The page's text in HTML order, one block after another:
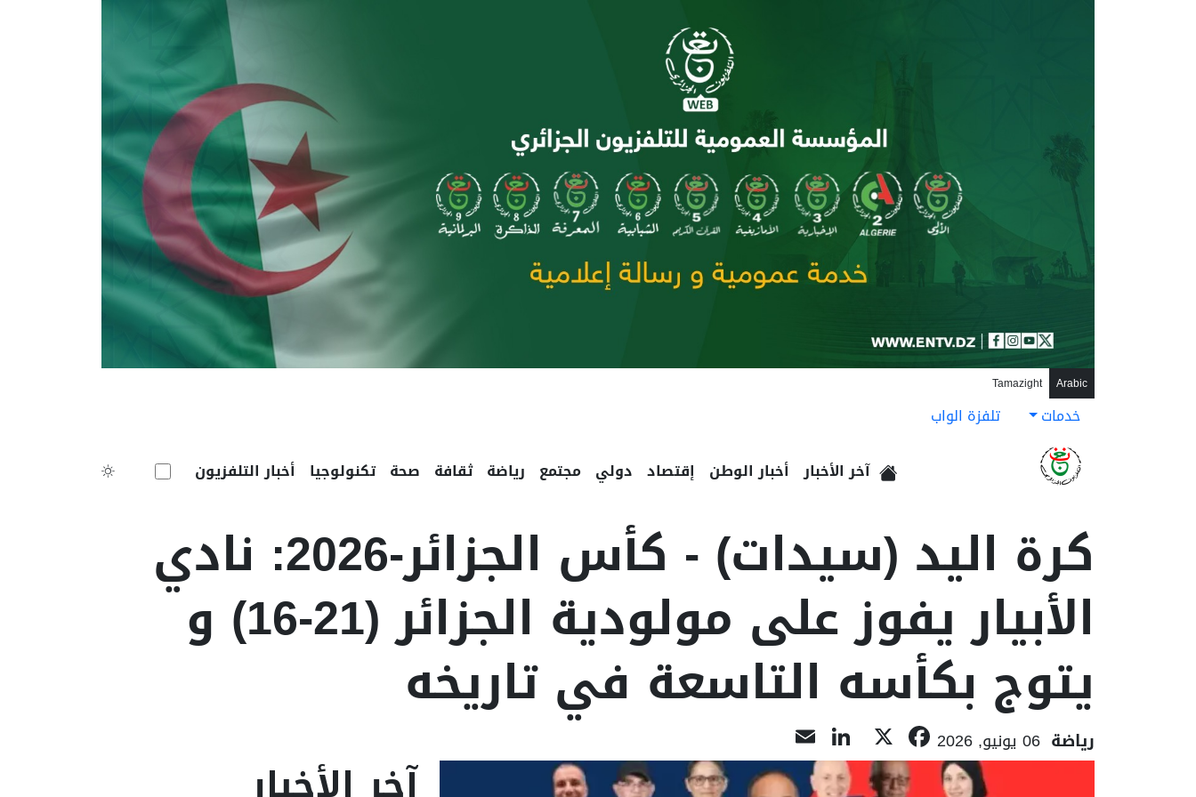
Arabic
Tamazight
خدمات تلفزة الواب
آخر الأخبار أخبار الوطن إقتصاد دولي مجتمع رياضة ثقافة صحة تكنولوجيا أخبار التلفزيون
كرة اليد (سيدات) - كأس الجزائر-2026: نادي
الأبيار يفوز على مولودية الجزائر (21-16) و
يتوج بكأسه التاسعة في تاريخه
رياضة 06 يونيو, 2026 Facebook
LinkedIn